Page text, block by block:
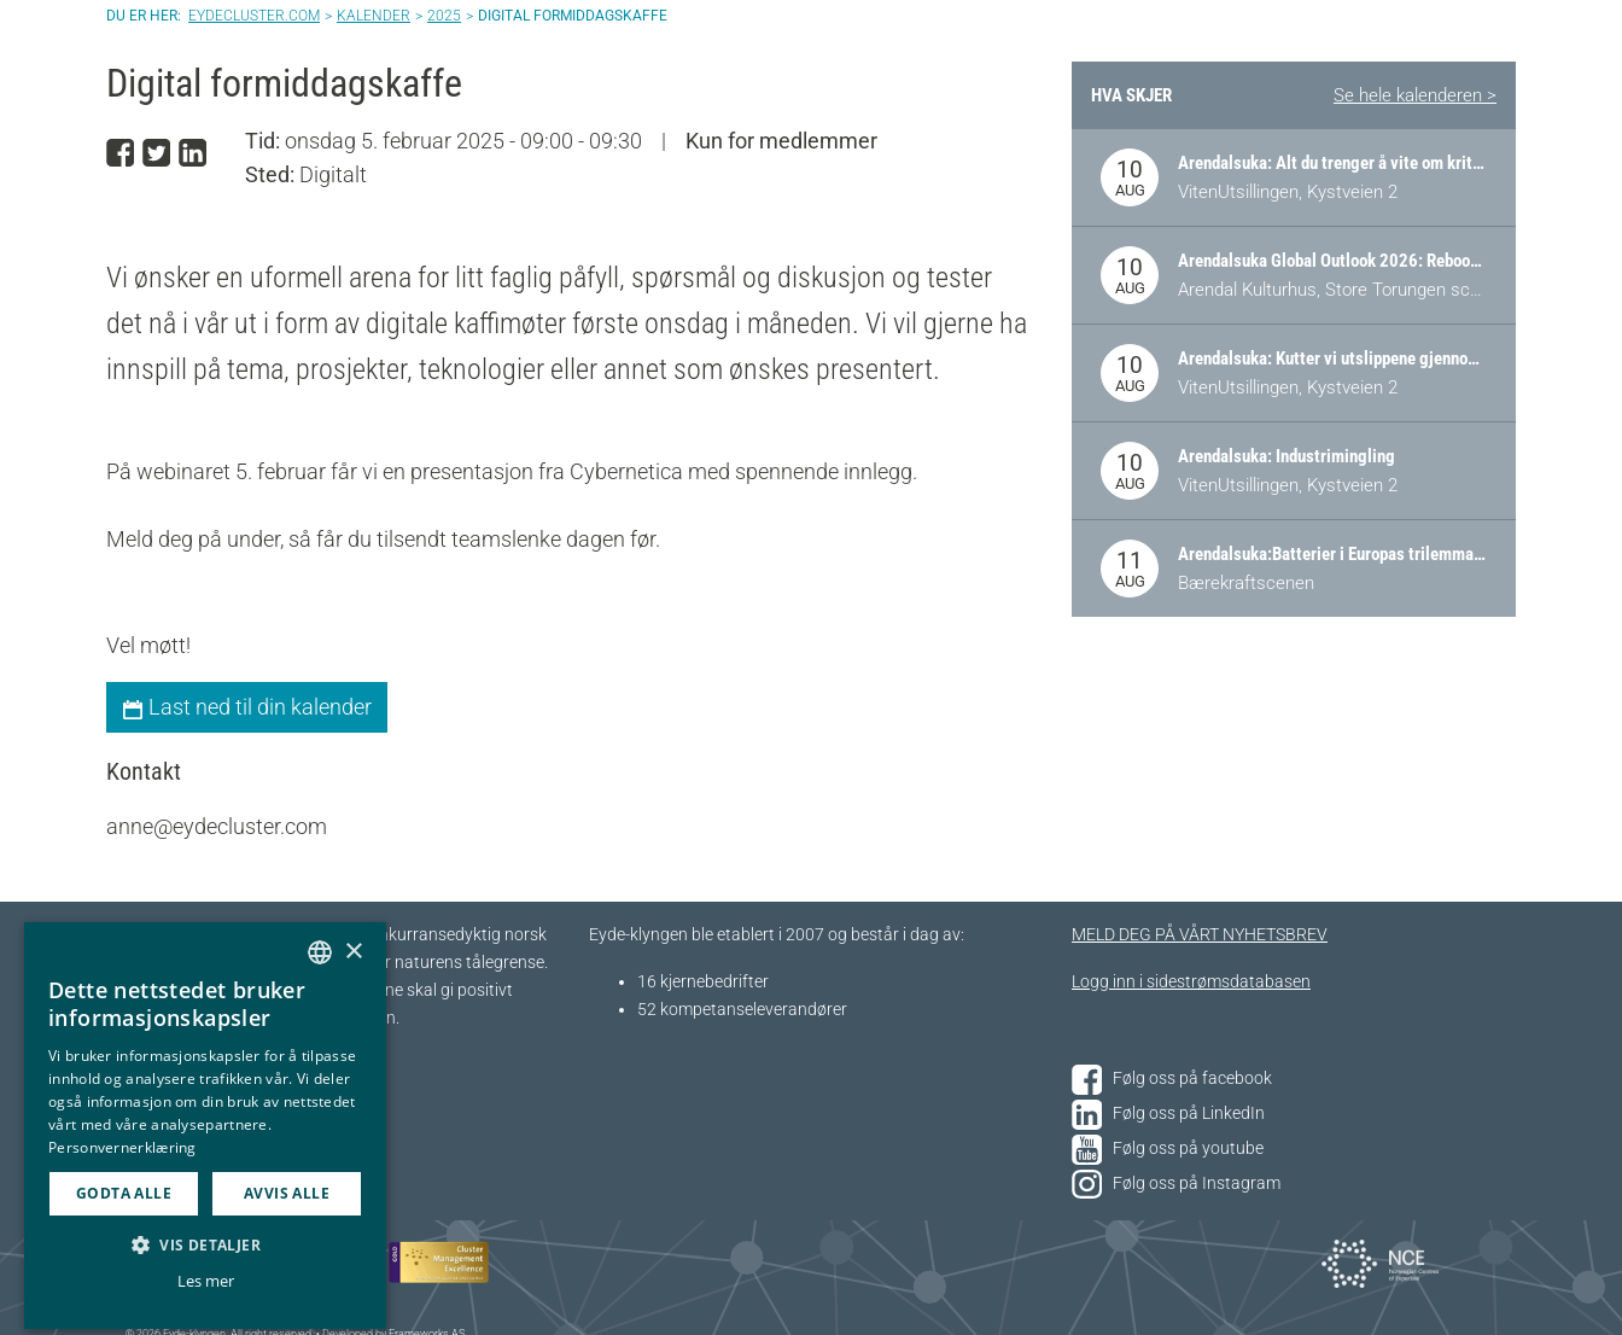
EYDECLUSTER.COM KALENDER 2025 DIGITAL FORMIDDAGSKAFFE
Digital formiddagskaffe
Del på Facebook
Del på Twitter
Del på LinkedIn
Tid: onsdag 5. februar 2025 - 09:00 - 09:30 |
Kun for medlemmer
Sted: Digitalt
Vi ønsker en uformell arena for litt faglig påfyll, spørsmål og diskusjon og tester
det nå i vår ut i form av digitale kaffimøter første onsdag i måneden. Vi vil gjerne ha
innspill på tema, prosjekter, teknologier eller annet som ønskes presentert.
På webinaret 5. februar får vi en presentasjon fra Cybernetica med spennende innlegg.
Meld deg på under, så får du tilsendt teamslenke dagen før.
Vel møtt!
Last ned til din kalender
Kontakt
anne@eydecluster.com
HVA SKJER Se hele kalenderen >
10
AUG
Arendalsuka: Alt du trenger å vite om kritiske og strategiske verdikjeder i Norge
VitenUtsillingen, Kystveien 2
10
AUG
Arendalsuka Global Outlook 2026: Rebooting Democracy for a New World Order
Arendal Kulturhus, Store Torungen scene
10
AUG
Arendalsuka: Kutter vi utslippene gjennom omstilling – eller tap av industri?
VitenUtsillingen, Kystveien 2
10
AUG
Arendalsuka: Industrimingling
VitenUtsillingen, Kystveien 2
11
AUG
Arendalsuka:Batterier i Europas trilemma: Energisikkerhet, konkurransekraft og bærekraft (Battery Norway-arrangement)
Bærekraftscenen
Eyde-klyngen skal sikre tilvekst og konkurransedyktig norsk
prosessindustri som opererer innenfor naturens tålegrense.
I fellesskap streber vi etter at bedriftene skal gi positivt
bidrag tilbake til samfunnet og naturen.
Eyde-klyngen ble etablert i 2007 og består i dag av:
16 kjernebedrifter​
52 kompetanseleverandører
MELD DEG PÅ VÅRT NYHETSBREV
Logg inn i sidestrømsdatabasen
Følg oss på facebook
Følg oss på LinkedIn
Følg oss på youtube
Følg oss på Instagram
NORWEGIAN
×
Dette nettstedet bruker
informasjonskapsler
Vi bruker informasjonskapsler for å tilpasse
innhold og analysere trafikken vår. Vi deler
også informasjon om din bruk av nettstedet
vårt med våre analysepartnere.
Personvernerklæring
GODTA ALLE AVVIS ALLE
VIS DETALJER
Les mer